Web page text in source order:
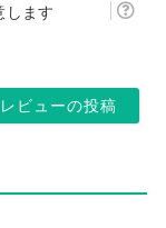
します